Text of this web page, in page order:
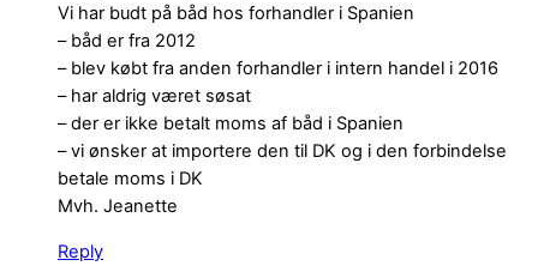
Vi har budt på båd hos forhandler i Spanien
– båd er fra 2012
– blev købt fra anden forhandler i intern handel i 2016
– har aldrig været søsat
– der er ikke betalt moms af båd i Spanien
– vi ønsker at importere den til DK og i den forbindelse
betale moms i DK
Mvh. Jeanette
Reply